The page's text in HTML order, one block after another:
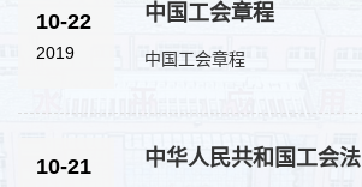
10-22
2019
中国工会章程
中国工会章程
10-21 中华人民共和国工会法